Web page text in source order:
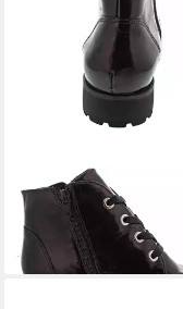
WALDLÄUFER
Schnürstiefelette
130,00 €